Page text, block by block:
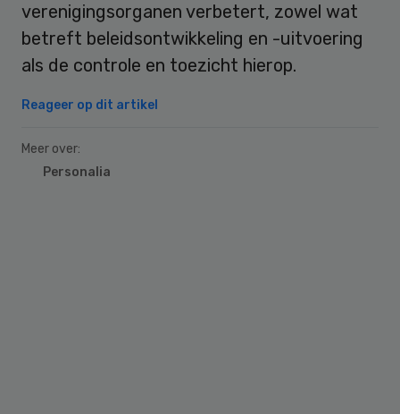
verenigingsorganen verbetert, zowel wat
betreft beleidsontwikkeling en -uitvoering
als de controle en toezicht hierop.
Reageer op dit artikel
Meer over:
Personalia